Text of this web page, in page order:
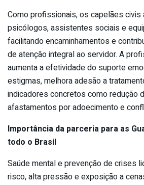
Como profissionais, os capelães civis
psicólogos, assistentes sociais e
facilitando encaminhamentos e
de atenção integral ao servidor. A
aumenta a efetividade do suporte
estigmas, melhora adesão a
indicadores concretos como redução
afastamentos por adoecimento e
Importância da parceria para as
todo o Brasil
Saúde mental e prevenção de crises
risco, alta pressão e exposição a